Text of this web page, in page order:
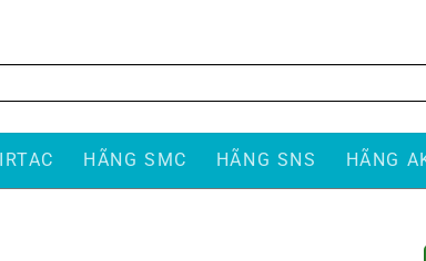
HÃNG SMC HÃNG SNS HÃNG